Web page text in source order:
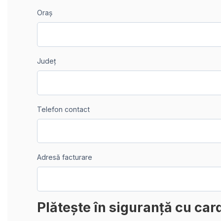
Oraș
Județ
Telefon contact
Adresă facturare
Plătește în siguranță cu